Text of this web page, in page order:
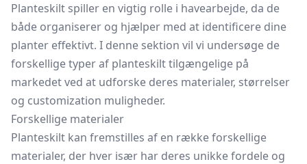
Planteskilt spiller en vigtig rolle i havearbejde, da de
både organiserer og hjælper med at identificere dine
planter effektivt. I denne sektion vil vi undersøge de
forskellige typer af planteskilt tilgængelige på
markedet ved at udforske deres materialer, størrelser
og customization muligheder.
Forskellige materialer
Planteskilt kan fremstilles af en række forskellige
materialer, der hver især har deres unikke fordele og